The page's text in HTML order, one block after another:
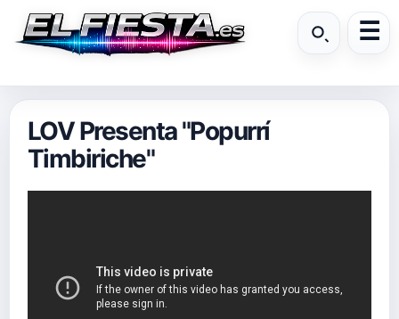
LOV Presenta "Popurrí
Timbiriche"